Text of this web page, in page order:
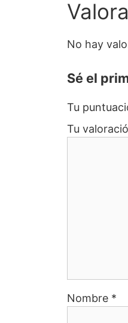
No hay
Sé el
Tu
Tu
Nombre *